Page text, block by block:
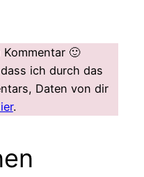
🙂
ich durch das
Daten von dir
.